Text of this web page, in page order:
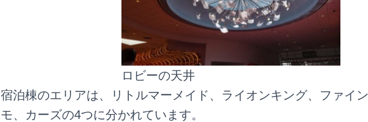
ロビーの天井
宿泊棟のエリアは、リトルマーメイド、ライオンキング、ファイ
モ、カーズの4つに分かれています。